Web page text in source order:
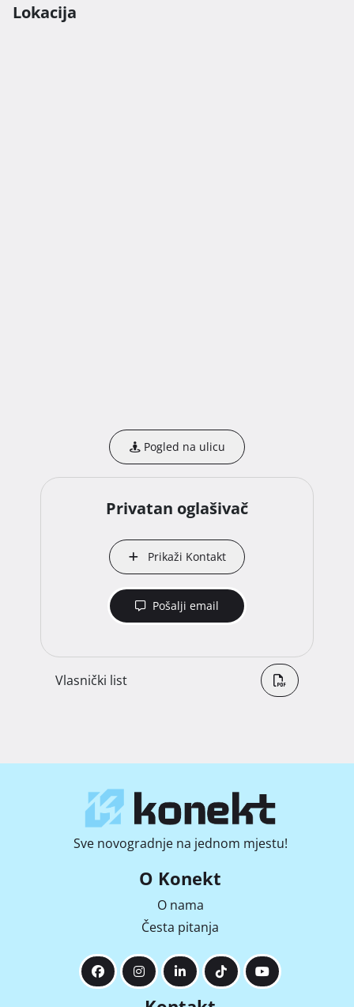
Lokacija
Pogled na ulicu
Privatan oglašivač
Prikaži Kontakt
Pošalji email
Vlasnički list
Sve novogradnje na jednom mjestu!
O Konekt
O nama
Česta pitanja